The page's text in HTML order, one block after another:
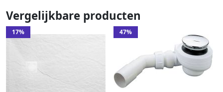
Vergelijkbare producten
17% 47%